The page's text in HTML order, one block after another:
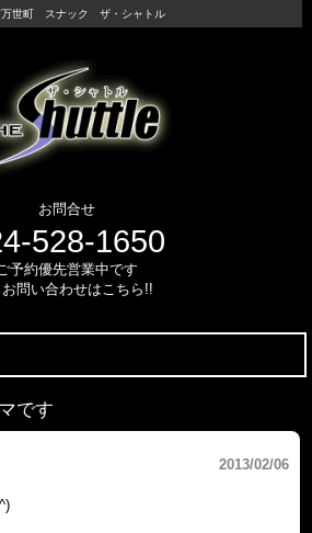
万世町 スナック ザ・シャトル
お問合せ
528-1650
予約優先営業中です
お問い合わせはこちら!!
です
2013/02/06